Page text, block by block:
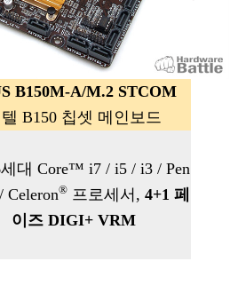
B150M-A/M.2 STCOM
텔 B150 칩셋 메인보드
대 Core™ i7 / i5 / i3 / Pen
/ Celeron® 프로세서, 4+1 페
이즈 DIGI+ VRM